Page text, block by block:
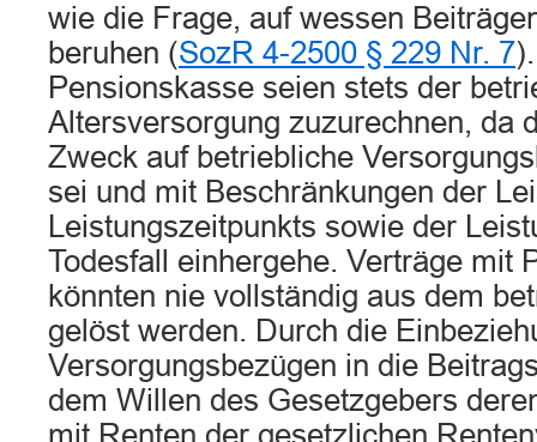
wie die Frage, auf wessen
beruhen (SozR 4-2500 § 229 Nr. 7
Pensionskasse seien stets der
Altersversorgung zuzurechnen, da
Zweck auf betriebliche
sei und mit Beschränkungen der
Leistungszeitpunkts sowie der
Todesfall einhergehe. Verträge mit
könnten nie vollständig aus dem
gelöst werden. Durch die
Versorgungsbezügen in die
dem Willen des Gesetzgebers
mit Renten der gesetzlichen